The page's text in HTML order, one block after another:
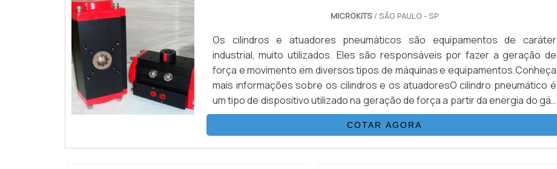
MICROKITS / SÃO PAULO - SP
Os cilindros e atuadores pneumáticos são equipamentos de caráter
industrial, muito utilizados. Eles são responsáveis por fazer a geração de
força e movimento em diversos tipos de máquinas e equipamentos.Conheça
mais informações sobre os cilindros e os atuadoresO cilindro pneumático é
um tipo de dispositivo utilizado na geração de força a partir da energia do gás
sob pressão. Ele é constituído de câmara cilíndrica juntamente com pistão
COTAR AGORA